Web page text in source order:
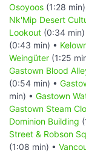
Osoyoos (1:28
Nk'Mip Desert
Lookout (0:34 min)
(0:43 min) •
Weingüter (1:25
Gastown Blood
(0:54 min) •
min) • Gastown
Gastown Steam
Dominion Building
Street & Robson
(1:08 min) •